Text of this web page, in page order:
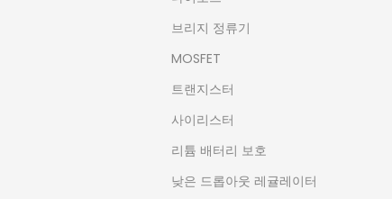
브리지 정류기
MOSFET
트랜지스터
사이리스터
리튬 배터리 보호
낮은 드롭아웃 레귤레이터